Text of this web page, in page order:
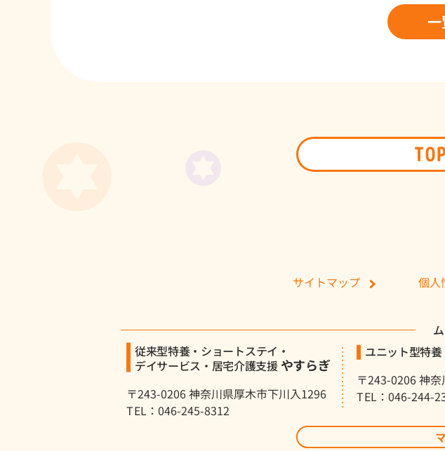
サイトマップ 個人
従来型特養・ショートステイ・
デイサービス・居宅介護支援 やすらぎ
〒243-0206 神奈川県厚木市下川入1296
TEL：046-245-8312
ユニット型特
〒243-0206 神
TEL：046-244-